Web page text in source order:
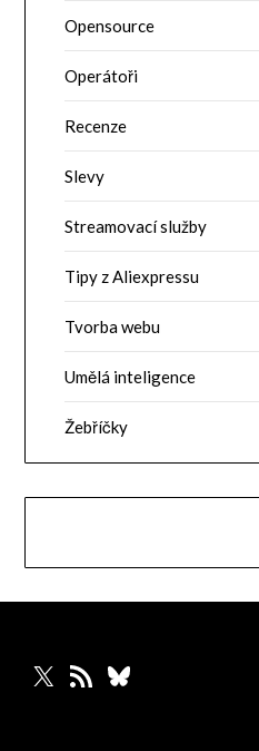
Opensource
Operátoři
Recenze
Slevy
Streamovací služby
Tipy z Aliexpressu
Tvorba webu
Umělá inteligence
Žebříčky
X RSS zdrojBluesky